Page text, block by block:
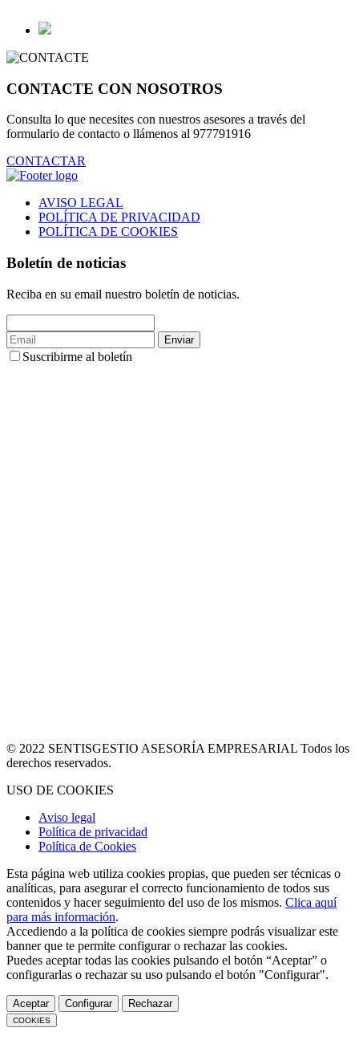
CONTACTE CON NOSOTROS
Consulta lo que necesites con nuestros asesores a través del
formulario de contacto o llámenos al 977791916
CONTACTAR
AVISO LEGAL
POLÍTICA DE PRIVACIDAD
POLÍTICA DE COOKIES
Boletín de noticias
Reciba en su email nuestro boletín de noticias.
Enviar
Suscribirme al boletín
© 2022 SENTISGESTIO ASESORÍA EMPRESARIAL Todos los
derechos reservados.
USO DE COOKIES
Aviso legal
Política de privacidad
Política de Cookies
Esta página web utiliza cookies propias, que pueden ser técnicas o
analíticas, para asegurar el correcto funcionamiento de todos sus
contenidos y hacer seguimiento del uso de los mismos. Clica aquí
para más información.
Accediendo a la política de cookies siempre podrás visualizar este
banner que te permite configurar o rechazar las cookies.
Puedes aceptar todas las cookies pulsando el botón “Aceptar” o
configurarlas o rechazar su uso pulsando el botón "Configurar".
Aceptar Configurar Rechazar
COOKIES